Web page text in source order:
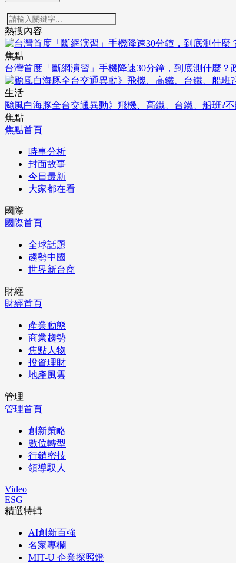
熱搜內容
焦點
台灣首度「斷網演習」手機降速30分鐘，到底測什麼？
生活
颱風白海豚全台交通異動》飛機、高鐵、台鐵、船班?
焦點
焦點首頁
時事分析
封面故事
今日最新
大家都在看
國際
國際首頁
全球話題
趨勢中國
世界新台商
財經
財經首頁
產業動態
商業趨勢
焦點人物
投資理財
地產風雲
管理
管理首頁
創新策略
數位轉型
行銷密技
領導馭人
Video
ESG
精選特輯
AI創新百強
名家專欄
MIT-U 企業探照燈